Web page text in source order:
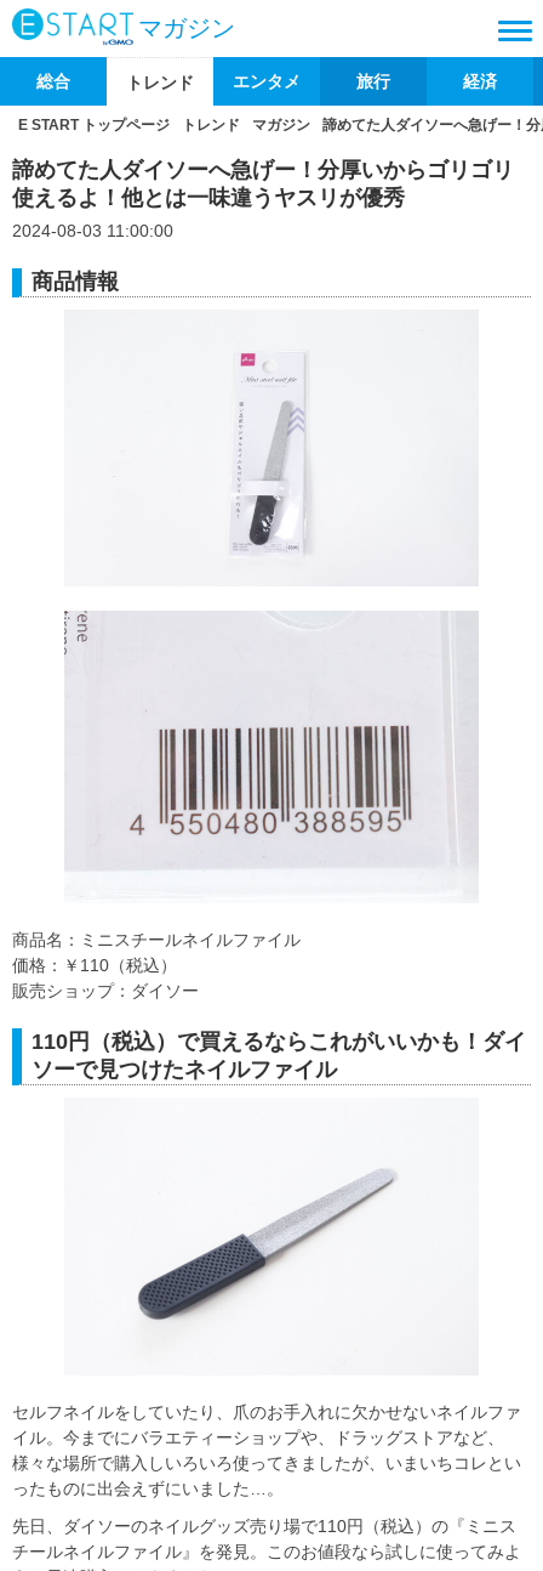
マガジン
総合 トレンド エンタメ 旅行 経済
E START トップページ トレンド マガジン 諦めてた人ダイソーへ急げー！
諦めてた人ダイソーへ急げー！分厚いからゴリゴリ
使えるよ！他とは一味違うヤスリが優秀
2024-08-03 11:00:00
商品情報
商品名：ミニスチールネイルファイル
価格：￥110（税込）
販売ショップ：ダイソー
110円（税込）で買えるならこれがいいかも！ダイ
ソーで見つけたネイルファイル
セルフネイルをしていたり、爪のお手入れに欠かせないネイルファ
イル。今までにバラエティーショップや、ドラッグストアなど、
様々な場所で購入しいろいろ使ってきましたが、いまいちコレとい
ったものに出会えずにいました…。
先日、ダイソーのネイルグッズ売り場で110円（税込）の『ミニス
チールネイルファイル』を発見。このお値段なら試しに使ってみよ